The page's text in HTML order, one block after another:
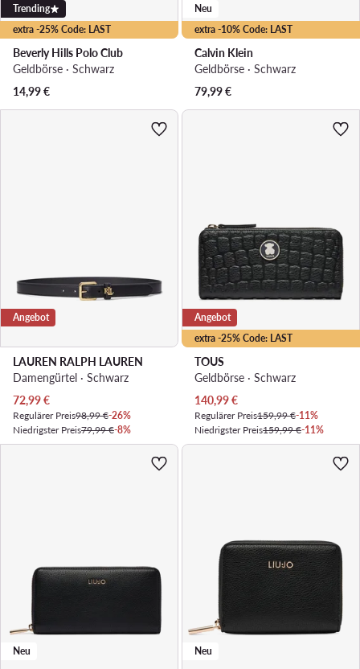
extra -25% Code: LAST
Trending
Beverly Hills Polo Club
Geldbörse · Schwarz
14,99€
extra -10% Code: LAST
Neu
Calvin Klein
Geldbörse · Schwarz
79,99€
Angebot
LAUREN RALPH LAUREN
Damengürtel · Schwarz
Aktueller Preis
72,99€
Regulärer Preis98,99 €-26%
Niedrigster Preis79,99 €-8%
extra -25% Code: LAST
Angebot
TOUS
Geldbörse · Schwarz
Aktueller Preis
140,99€
Regulärer Preis159,99 €-11%
Niedrigster Preis159,99 €-11%
Neu Neu